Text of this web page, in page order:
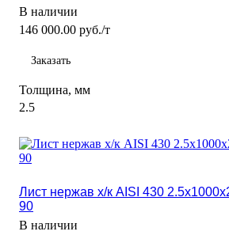
В наличии
146 000.00 руб./т
Заказать
Толщина, мм
2.5
Лист нержав х/к AISI 430
90
В наличии